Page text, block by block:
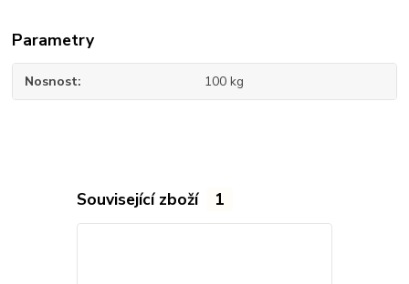
Parametry
Nosnost 100 kg
Související zboží 1